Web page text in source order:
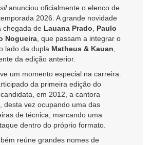
anunciou oficialmente o elenco de
2026. A grande novidade
chegada de Lauana Prado
Paulo
Nogueira , que passam a integrar o
lado da dupla Matheus & Kauan
da edição anterior.
um momento especial na carreira.
da primeira edição do
em 2012, a cantora
desta vez ocupando uma das
de técnica, marcando uma
dentro do próprio formato.
reúne grandes nomes de